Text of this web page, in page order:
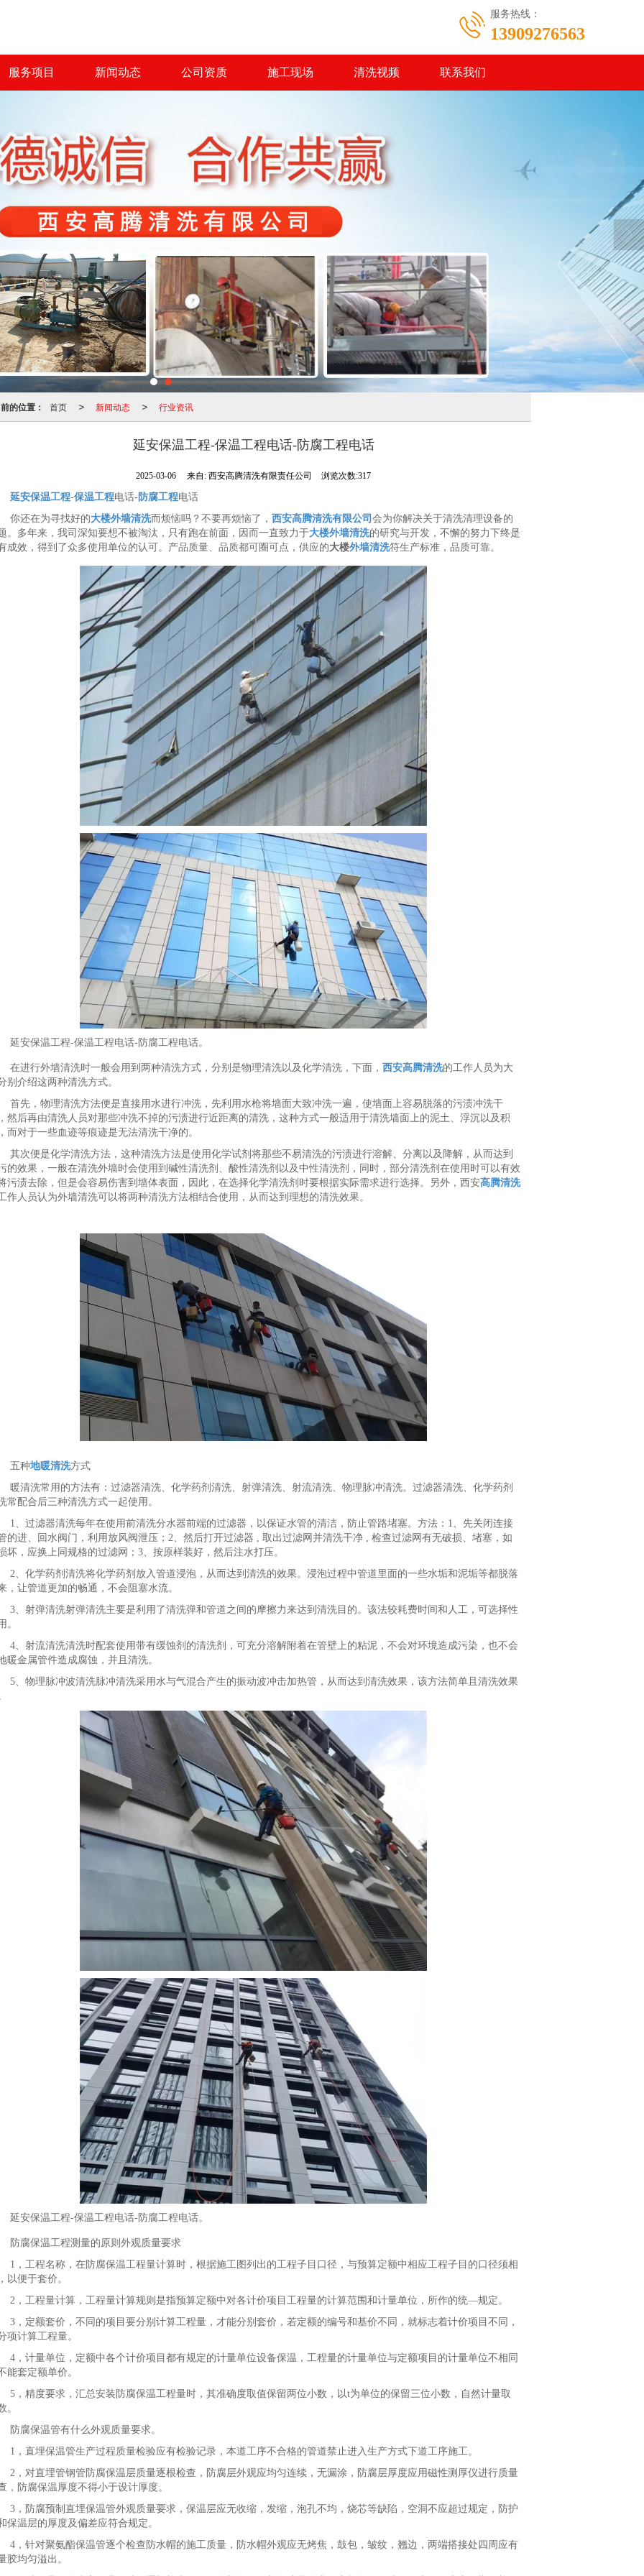
服务热线：
13909276563
服务项目 新闻动态 公司资质 施工现场 清洗视频 联系我们
的位置： 首页 > 新闻动态 > 行业资讯
延安保温工程-保温工程电话-防腐工程电话
2025-03-06 来自:西安高腾清洗有限责任公司 浏览次数:317
延安保温工程-保温工程电话-防腐工程电话
你还在为寻找好的大楼外墙清洗而烦恼吗？不要再烦恼了， 西安高腾清洗有限公司 会为你解决关于清洗清理设备的
。多年来，我司深知要想不被淘汰，只有跑在前面，因而一直致力于大楼外墙清洗的研究与开发，不懈的努力下终是
成效，得到了众多使用单位的认可。产品质量、品质都可圈可点，供应的大楼外墙清洗符生产标准，品质可靠。
延安保温工程-保温工程电话-防腐工程电话。
在进行外墙清洗时一般会用到两种清洗方式，分别是物理清洗以及化学清洗，下面， 西安高腾清洗的工作人员为大
别介绍这两种清洗方式。
首先，物理清洗方法便是直接用水进行冲洗，先利用水枪将墙面大致冲洗一遍，使墙面上容易脱落的污渍冲洗干
然后再由清洗人员对那些冲洗不掉的污渍进行近距离的清洗，这种方式一般适用于清洗墙面上的泥土、浮沉以及积
而对于一些血迹等痕迹是无法清洗干净的。
其次便是化学清洗方法，这种清洗方法是使用化学试剂将那些不易清洗的污渍进行溶解、分离以及降解，从而达到
的效果，一般在清洗外墙时会使用到碱性清洗剂、酸性清洗剂以及中性清洗剂，同时，部分清洗剂在使用时可以有效
污渍去除，但是会容易伤害到墙体表面，因此，在选择化学清洗剂时要根据实际需求进行选择。另外，西安高腾清洗
作人员认为外墙清洗可以将两种清洗方法相结合使用，从而达到理想的清洗效果。
五种地暖清洗方式
暖清洗常用的方法有：过滤器清洗、化学药剂清洗、射弹清洗、射流清洗、物理脉冲清洗。过滤器清洗、化学药剂
常配合后三种清洗方式一起使用。
1、过滤器清洗每年在使用前清洗分水器前端的过滤器，以保证水管的清洁，防止管路堵塞。方法：1、先关闭连接
的进、回水阀门，利用放风阀泄压；2、然后打开过滤器 , 取出过滤网并清洗干净 , 检查过滤网有无破损、堵塞，如
坏，应换上同规格的过滤网；3、按原样装好，然后注水打压。
2、化学药剂清洗将化学药剂放入管道浸泡，从而达到清洗的效果。浸泡过程中管道里面的一些水垢和泥垢等都脱落
，让管道更加的畅通，不会阻塞水流。
3、射弹清洗射弹清洗主要是利用了清洗弹和管道之间的摩擦力来达到清洗目的。该法较耗费时间和人工，可选择性
。
4、射流清洗清洗时配套使用带有缓蚀剂的清洗剂，可充分溶解附着在管壁上的粘泥，不会对环境造成污染，也不会
暖金属管件造成腐蚀，并且清洗。
5、物理脉冲波清洗脉冲清洗采用水与气混合产生的振动波冲击加热管，从而达到清洗效果，该方法简单且清洗效果
延安保温工程-保温工程电话-防腐工程电话。
防腐保温工程测量的原则外观质量要求
1，工程名称，在防腐保温工程量计算时，根据施工图列出的工程子目口径，与预算定额中相应工程子目的口径须相
以便于套价。
2，工程量计算，工程量计算规则是指预算定额中对各计价项目工程量的计算范围和计量单位，所作的统—规定。
3，定额套价，不同的项目要分别计算工程量，才能分别套价，若定额的编号和基价不同，就标志着计价项目不同，
项计算工程量。
4，计量单位，定额中各个计价项目都有规定的计量单位设备保温，工程量的计量单位与定额项目的计量单位不相同
能套定额单价。
5，精度要求，汇总安装防腐保温工程量时，其准确度取值保留两位小数，以t为单位的保留三位小数，自然计量取
。
防腐保温管有什么外观质量要求。
1，直埋保温管生产过程质量检验应有检验记录，本道工序不合格的管道禁止进入生产方式下道工序施工。
2，对直埋管钢管防腐保温层质量逐根检查，防腐层外观应均匀连续，无漏涂，防腐层厚度应用磁性测厚仪进行质量
，防腐保温厚度不得小于设计厚度。
3，防腐预制直埋保温管外观质量要求，保温层应无收缩，发缩，泡孔不均，烧芯等缺陷，空洞不应超过规定，防护
保温层的厚度及偏差应符合规定。
4，针对聚氨酯保温管逐个检查防水帽的施工质量，防水帽外观应无烤焦，鼓包，皱纹，翘边，两端搭接处四周应有
胶均匀溢出。